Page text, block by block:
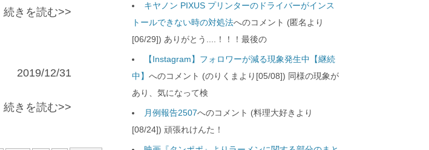
続きを読む>>
2019/12/31
続きを読む>>
キヤノン PIXUS プリンターのドライバーがインス
トールできない時の対処法へのコメント (匿名より
[06/29]) ありがとう....！！！最後の
【Instagram】フォロワーが減る現象発生中【継続
中】へのコメント (のりくまより[05/08]) 同様の現象が
あり、気になって検
月例報告2507へのコメント (料理大好きより
[08/24]) 頑張れけんた！